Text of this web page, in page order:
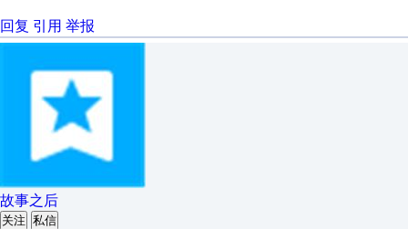
回复 引用 举报
故事之后
关注 私信